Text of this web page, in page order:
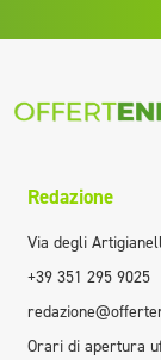
Redazione
Via degli
+39 351 295 9025
Orari di apertura